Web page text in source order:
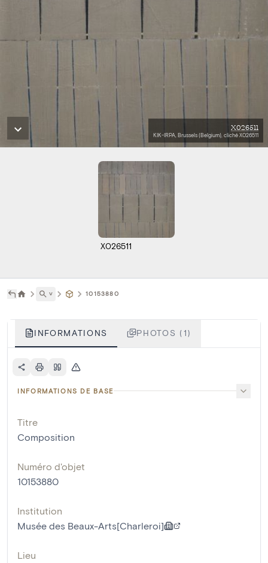
X026511
KIK-IRPA, Brussels (Belgium), cliché X026511
X026511
˅ 10153880
INFORMATIONS PHOTOS (1)
INFORMATIONS DE BASE
Titre
Composition
Numéro d'objet
10153880
Institution
Musée des Beaux-Arts[Charleroi]
Lieu